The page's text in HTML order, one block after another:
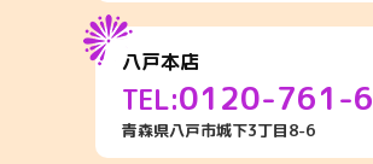
八戸本店
TEL:0120-761-
青森県八戸市城下3丁目8-6